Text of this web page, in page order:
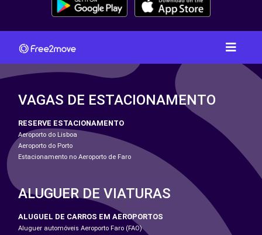
VAGAS DE ESTACIONAMENTO
RESERVE ESTACIONAMENTO
Aeroporto do Lisboa
Aeroporto do Porto
Estacionamento no Aeroporto de Faro
ALUGUER DE VIATURAS
ALUGUEL DE CARROS EM AEROPORTOS
Aluguer automóveis Aeroporto Faro (FAO)